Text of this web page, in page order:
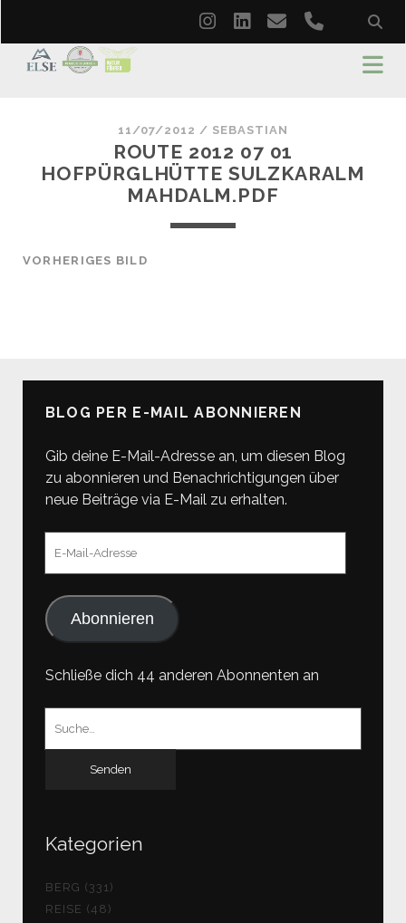
instagram
linkedin
emailphone
11/07/2012 / SEBASTIAN
ROUTE 2012 07 01
HOFPÜRGLHÜTTE SULZKARALM
MAHDALM.PDF
VORHERIGES BILD
BLOG PER E-MAIL ABONNIEREN
Gib deine E-Mail-Adresse an, um diesen Blog
zu abonnieren und Benachrichtigungen über
neue Beiträge via E-Mail zu erhalten.
Abonnieren
Schließe dich 44 anderen Abonnenten an
Kategorien
BERG (331)
REISE (48)